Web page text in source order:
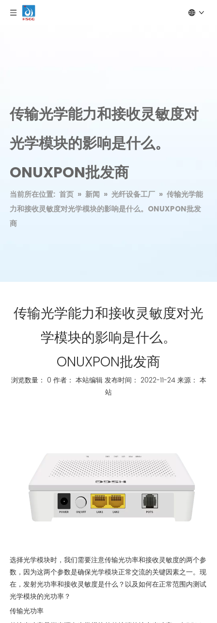
传输光学能力和接收灵敏度对
光学模块的影响是什么。
ONUXPON批发商
当前所在位置: 首页 » 新闻 » 光纤设备工厂 » 传输光学能
力和接收灵敏度对光学模块的影响是什么。ONUXPON批发
商
传输光学能力和接收灵敏度对光
学模块的影响是什么。
ONUXPON批发商
浏览数量： 0 作者： 本站编辑 发布时间： 2022-11-24 来源： 本
站
选择光学模块时，我们需要注意传输光功率和接收灵敏度的两个参
数，因为这两个参数是确保光学模块正常交流的关键因素之一。现
在，发射光功率和接收灵敏度是什么？以及如何在正常范围内测试
光学模块的光功率？
传输光功率